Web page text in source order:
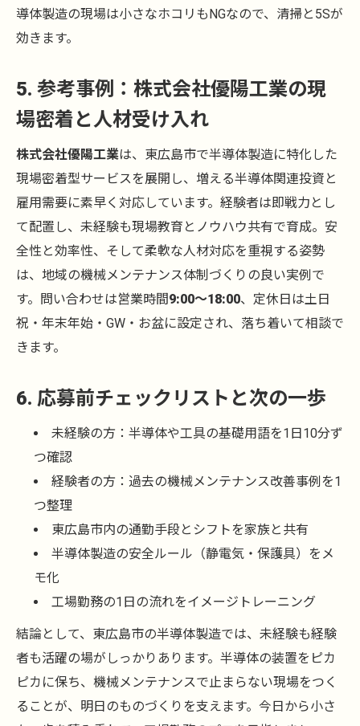
導体製造の現場は小さなホコリもNGなので、清掃と5Sが
効きます。
5. 参考事例：株式会社優陽工業の現
場密着と人材受け入れ
株式会社優陽工業は、東広島市で半導体製造に特化した
現場密着型サービスを展開し、増える半導体関連投資と
雇用需要に素早く対応しています。経験者は即戦力とし
て配置し、未経験も現場教育とノウハウ共有で育成。安
全性と効率性、そして柔軟な人材対応を重視する姿勢
は、地域の機械メンテナンス体制づくりの良い実例で
す。問い合わせは営業時間9:00～18:00、定休日は土日
祝・年末年始・GW・お盆に設定され、落ち着いて相談で
きます。
6. 応募前チェックリストと次の一歩
未経験の方：半導体や工具の基礎用語を1日10分ず
つ確認
経験者の方：過去の機械メンテナンス改善事例を1
つ整理
東広島市内の通勤手段とシフトを家族と共有
半導体製造の安全ルール（静電気・保護具）をメ
モ化
工場勤務の1日の流れをイメージトレーニング
結論として、東広島市の半導体製造では、未経験も経験
者も活躍の場がしっかりあります。半導体の装置をピカ
ピカに保ち、機械メンテナンスで止まらない現場をつく
ることが、明日のものづくりを支えます。今日から小さ